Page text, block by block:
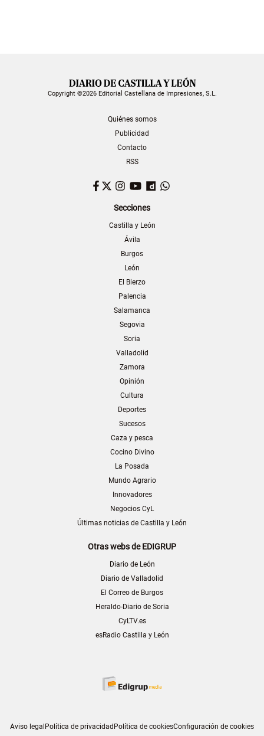
Copyright ©2026 Editorial Castellana de Impresiones, S.L.
Quiénes somos
Publicidad
Contacto
RSS
Facebook
TwitterInstagram
YouTubeDailymotion
Secciones
Castilla y León
Ávila
Burgos
León
El Bierzo
Palencia
Salamanca
Segovia
Soria
Valladolid
Zamora
Opinión
Cultura
Deportes
Sucesos
Caza y pesca
Cocino Divino
La Posada
Mundo Agrario
Innovadores
Negocios CyL
Últimas noticias de Castilla y León
Otras webs de EDIGRUP
Diario de León
Diario de Valladolid
El Correo de Burgos
Heraldo-Diario de Soria
CyLTV.es
esRadio Castilla y León
Aviso legal Política de privacidad Política de cookiesConfiguración de cookies